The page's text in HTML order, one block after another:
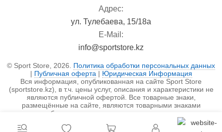
Адрес:
ул. Тулебаева, 15/18а
E-Mail:
info@sportstore.kz
© Sport Store, 2026. Политика обработки персональных данных
| Публичная оферта | Юридическая Информация
Вся информация, опубликованная на сайте Sport Store
(sportstore.kz), в т.ч. цены услуг, описания и характеристики не
являются публичной офертой. Все товарные знаки,
размещённые на сайте, являются товарными знаками
правообладателя и используются исключительно в